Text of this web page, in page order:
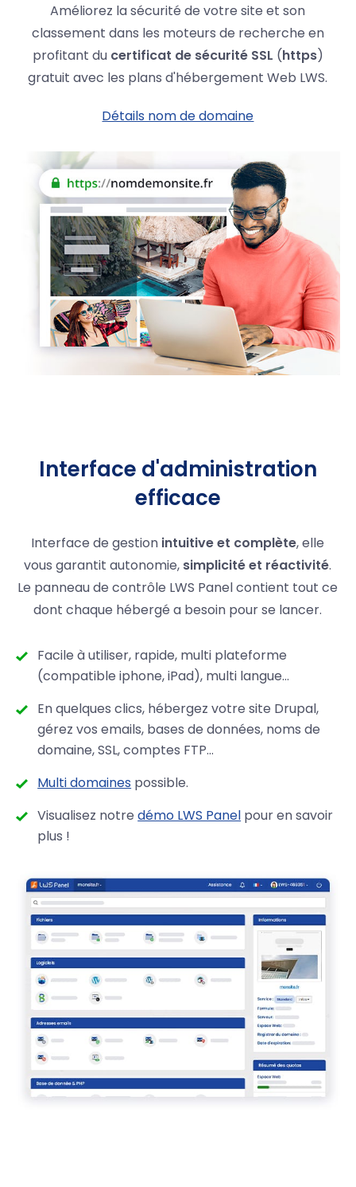
Améliorez la sécurité de votre site et son
classement dans les moteurs de recherche en
profitant du certificat de sécurité SSL (https)
gratuit avec les plans d'hébergement Web LWS.
Détails nom de domaine
Interface d'administration
efficace
Interface de gestion intuitive et complète, elle
vous garantit autonomie, simplicité et réactivité.
Le panneau de contrôle LWS Panel contient tout ce
dont chaque hébergé a besoin pour se lancer.
Facile à utiliser, rapide, multi plateforme
(compatible iphone, iPad), multi langue...
En quelques clics, hébergez votre site Drupal,
gérez vos emails, bases de données, noms de
domaine, SSL, comptes FTP…
Multi domaines possible.
Visualisez notredémo LWS Panel pour en savoir
plus !